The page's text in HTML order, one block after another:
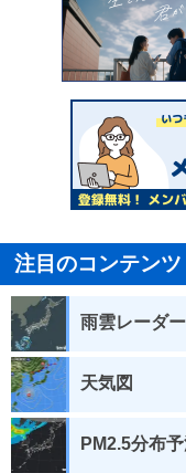
注目のコンテンツ
雨雲レーダー
天気図
PM2.5分布予